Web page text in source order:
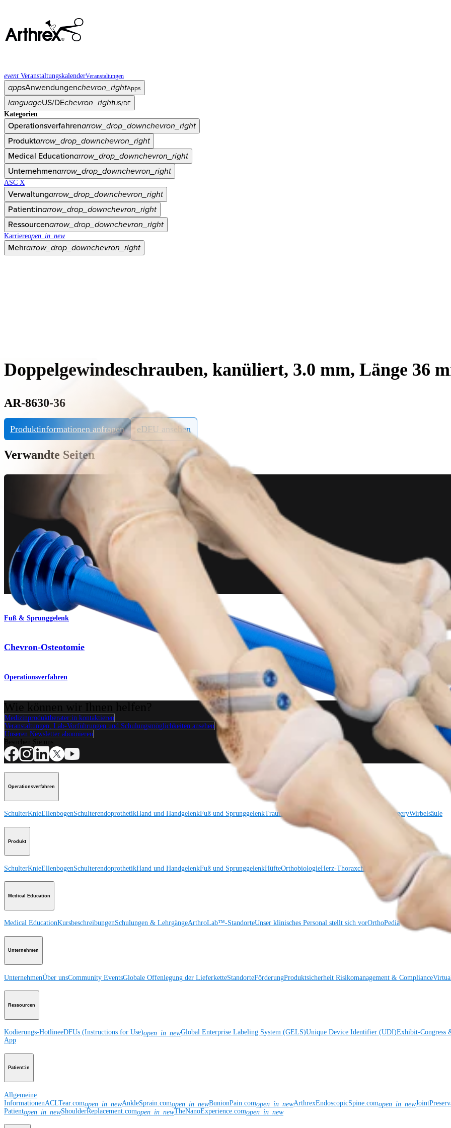
event VeranstaltungskalenderVeranstaltungen
appsAnwendungenchevron_rightApps
languageUS/DEchevron_rightUS/DE
Kategorien
Operationsverfahrenarrow_drop_downchevron_right
Produktarrow_drop_downchevron_right
Medical Educationarrow_drop_downchevron_right
Unternehmenarrow_drop_downchevron_right
ASC X
Verwaltungarrow_drop_downchevron_right
Patient:inarrow_drop_downchevron_right
Ressourcenarrow_drop_downchevron_right
Karriereopen_in_new
Mehrarrow_drop_downchevron_right
Doppelgewindeschrauben, kanüliert, 3.0 mm, Länge 36
AR-8630-36
Produktinformationen anfragen eDFU ansehen
Verwandte Seiten
Fuß & Sprunggelenk
Chevron-Osteotomie
Operationsverfahren
Medizinproduktberater:in kontaktieren
Veranstaltungen, Lab-Vorführungen und Schulungsmöglichkeiten ansehen
Unseren Newsletter abonnieren
Operationsverfahren
SchulterKnieEllenbogenSchulterendoprothetikHand und HandgelenkFuß und SprunggelenkTrauma Cardiothoracic SurgeryWirbelsäule
Produkt
SchulterKnieEllenbogenSchulterendoprothetikHand und HandgelenkFuß und SprunggelenkHüfteOrthobiologieHerz-Thoraxchirurgie Cardiothoracic Surgery
Medical Education
Medical EducationKursbeschreibungenSchulungen & LehrgängeArthroLab™-StandorteUnser klinisches Personal stellt sich vorOrthoPedia
Unternehmen
UnternehmenÜber unsCommunity EventsGlobale Offenlegung der LieferketteStandorteFörderungProduktsicherheit Risikomanagement & Compliance
Ressourcen
Kodierungs-HotlineeDFUs (Instructions for Use)open_in_newGlobal Enterprise Labeling System (GELS)Unique Device Identifier (UDI)Exhibit-Congress
App
Patient:in
Allgemeine
InformationenACLTear.comopen_in_newAnkleSprain.comopen_in_newBunionPain.comopen_in_newArthrexEndoscopicSpine.comopen_in_new
Patientopen_in_newShoulderReplacement.comopen_in_newTheNanoExperience.comopen_in_new